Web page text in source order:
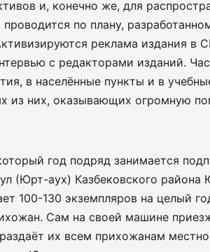
и, конечно же, для
проводится по плану,
реклама издания в
с редакторами изданий.
в населённые пункты и в
из них, оказывающих огромную
год подряд занимается
(Юрт-аух) Казбековского
100-130 экземпляров на целый
Сам на своей машине
их всем прихожанам